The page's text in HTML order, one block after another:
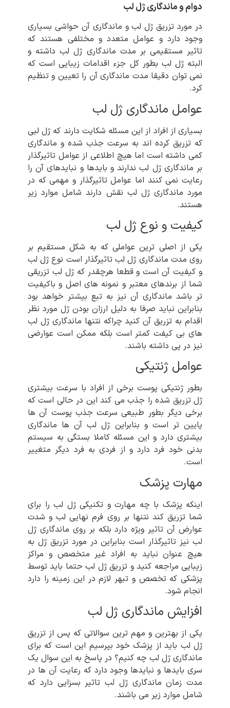
دوام و ماندگاری ژل لب
در مورد تزریق ژل لب و ماندگاری آن حواشی بسیاری
وجود دارد و عوامل متعدد و مختلفی هستند که
تاثیر مستقیمی بر مدت ماندگاری ژل لب داشته و
البته ژل لب بطور کل جزء اقدامات زیبایی است که
نمی توان دقیقا مدت ماندگاری آن را تعیین و تنظیم
کرد.
عوامل ماندگاری ژل لب
بسیاری از افراد از این مسئله شکایت دارند که ژل لبی
که تزریق کرده اند به سرعت جذب شده و ماندگاری
کمی داشته است اما هیچ اطلاعی از عوامل تاثیرگذار
بر ماندگاری ژل لب ندارند و بایدها و نبایدهای آن را
رعایت نمی‌ کنند اما عوامل تاثیرگذار و مهمی که در
مورد ماندگاری ژل لب نقش دارند شامل موارد زیر
هستند.
کیفیت و نوع ژل لب
یکی از اصلی ترین عواملی که به شکل مستقیم بر
روی مدت ماندگاری ژل لب تاثیرگذار است نوع ژل لب
و کیفیت آن است و قطعا هرچقدر که ژل لب تزریقی
شما از برندهای معتبر و نمونه های اصل و باکیفیت
تر باشد ماندگاری آن نیز به تبع بیشتر خواهد بود
بنابراین نباید صرفا به دلیل ارزان بودن ژل مورد نظر
اقدام به تزریق آن کنید چراکه نتنها ماندگاری ژل لب
های بی کیفت کمتر است بلکه ممکن است عوارضی
نیز در پی داشته باشند.
عوامل ژنتیکی
بطور ژنتیکی پوست برخی از افراد با سرعت بیشتری
ژل تزریق شده را جذب می کند این در حالی است که
برخی دیگر بطور طبیعی سرعت جذب پوست آن ها
پایین تر است و بنابراین ژل لب آن ها ماندگاری
بیشتری دارد و این مسئله کاملا بستگی به سیستم
بدنی خود فرد دارد و از فردی به فرد دیگر متغییر
است.
مهارت پزشک
اینکه پزشک با چه مهارت و تکنیکی ژل لب را برای
شما تزریق کند نتنها بر روی فرم نهایی لب و شدت
عوارض آن تاثیر ویژه دارد بلکه بر روی ماندگاری ژل
لب نیز تاثیرگذار است بنابراین در مورد تزریق ژل به
هیچ عنوان نباید به افراد غیر متخصص و مراکز
زیبایی مراجعه کنید و تزریق ژل لب حتما باید توسط
پزشکی که تخصص و تبهر لازم در این زمینه را دارد
انجام شود.
افزایش ماندگاری ژل لب
یکی از بهترین و مهم ترین سوالاتی که پس از تزریق
ژل لب باید از پزشک خود بپرسیم این است که برای
ماندگاری ژل لب چه کنیم؟ در پاسخ به این سوال یک
سری بایدها و نبایدها وجود دارد که رعایت آن ها در
مدت زمان ماندگاری ژل لب تاثیر بسزایی دارد که
شامل موارد زیر می باشند.